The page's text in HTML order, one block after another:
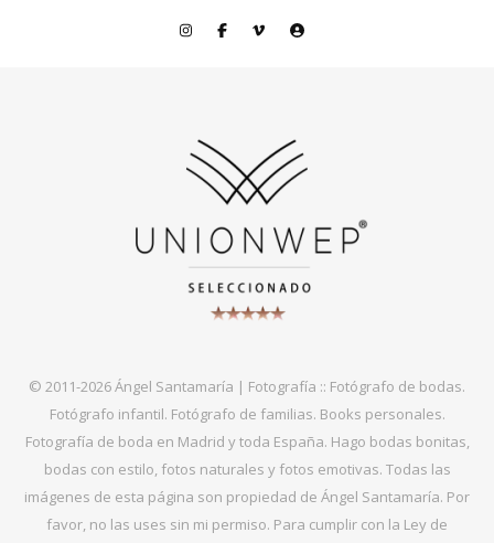
© 2011-2026 Ángel Santamaría | Fotografía :: Fotógrafo de bodas.
Fotógrafo infantil. Fotógrafo de familias. Books personales.
Fotografía de boda en Madrid y toda España. Hago bodas bonitas,
bodas con estilo, fotos naturales y fotos emotivas. Todas las
imágenes de esta página son propiedad de Ángel Santamaría. Por
favor, no las uses sin mi permiso. Para cumplir con la Ley de